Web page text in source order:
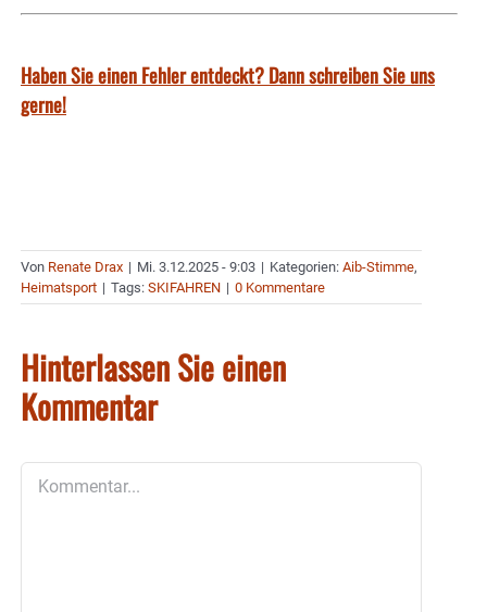
Haben Sie einen Fehler entdeckt? Dann schreiben Sie uns
gerne!
Von Renate Drax | Mi. 3.12.2025 - 9:03 | Kategorien: Aib-Stimme,
Heimatsport | Tags: SKIFAHREN | 0 Kommentare
Hinterlassen Sie einen
Kommentar